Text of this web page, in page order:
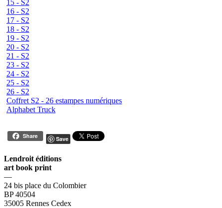
15 - S2
16 - S2
17 - S2
18 - S2
19 - S2
20 - S2
21 - S2
23 - S2
24 - S2
25 - S2
26 - S2
Coffret S2 - 26 estampes numériques
Alphabet Truck
Share Save
Lendroit éditions
art book print
—
24 bis place du Colombier
BP 40504
35005 Rennes Cedex